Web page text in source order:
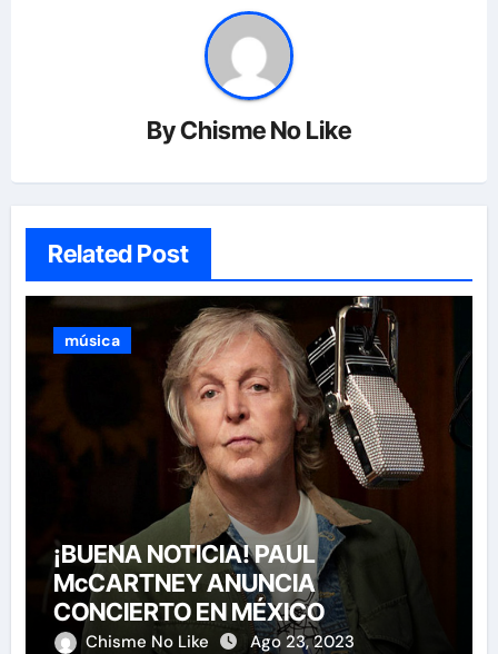
ByChisme No Like
Related Post
música
¡BUENA NOTICIA! PAUL
McCARTNEY ANUNCIA
CONCIERTO EN MÉXICO
Chisme No Like Ago 23, 2023